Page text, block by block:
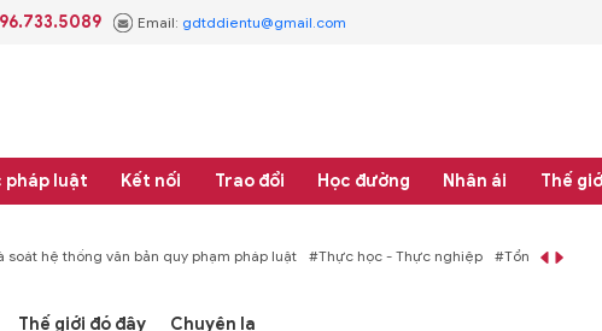
Email: gdtddientu@gmail.com
pháp luật Kết nối Trao đổi Học đường Nhân ái Thế
soát hệ thống văn bản quy phạm pháp luật #Thực học - Thực nghiệp #Tổng rà soát
Thế giới đó đây Chuyện lạ